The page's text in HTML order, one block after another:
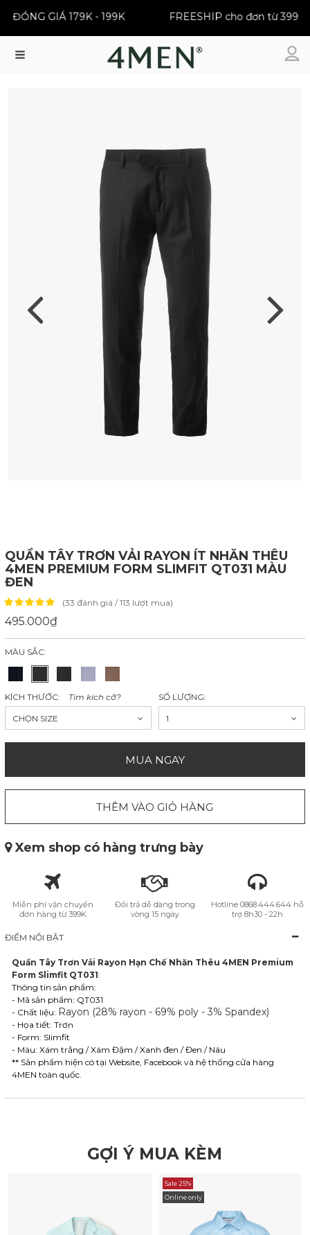
GIÁ 179K - 199K FREESHIP cho đơn từ 399K
QUẦN TÂY TRƠN VẢI RAYON ÍT NHĂN THÊU
4MEN PREMIUM FORM SLIMFIT QT031 MÀU
ĐEN
(33 đánh giá / 113 lượt mua)
495.000₫
MÀU SẮC:
KÍCH THƯỚC: Tìm kích cỡ?
CHỌN SIZE
SỐ LƯỢNG:
1
MUA NGAY
THÊM VÀO GIỎ HÀNG
Xem shop có hàng trưng bày
Miễn phí vận chuyển
đơn hàng từ 399K
Đổi trả dễ dàng trong
vòng 15 ngày
Hotline 0868.444.644 hỗ
trợ 8h30 - 22h
ĐIỂM NỔI BẬT
Quần Tây Trơn Vải Rayon Hạn Chế Nhăn Thêu 4MEN Premium
Form Slimfit QT031:
Thông tin sản phẩm:
- Mã sản phẩm: QT031
- Chất liệu: Rayon (28% rayon - 69% poly - 3% Spandex)
- Họa tiết: Trơn
- Form: Slimfit
- Màu: Xám trắng / Xám Đậm / Xanh đen / Đen / Nâu
** Sản phẩm hiện có tại Website, Facebook và hệ thống cửa hàng
4MEN toàn quốc.
GỢI Ý MUA KÈM
Sale 25%
Online only